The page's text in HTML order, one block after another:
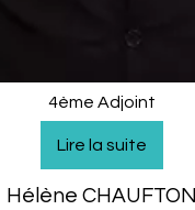
4ème Adjoint
Hélène CHAUFTON